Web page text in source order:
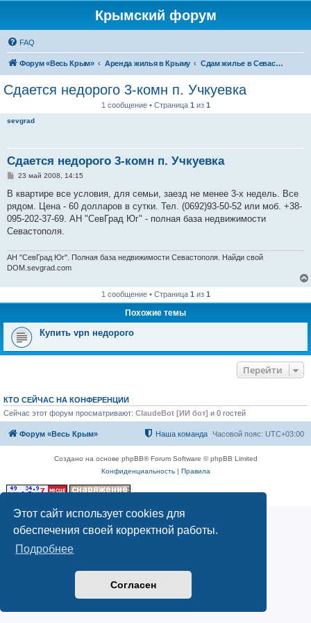
Этот сайт использует cookies для
обеспечения своей корректной работы.
Подробнее
Согласен
Крымский форум
FAQ
Форум «Весь Крым» Аренда жилья в Крыму Сдам жилье в Севастополе
Сдается недорого 3-комн п. Учкуевка
1 сообщение • Страница 1 из 1
sevgrad
Сдается недорого 3-комн п. Учкуевка
С
о
щ
е
и
23 май 2008, 14:15
В квартире все условия, для семьи, заезд не менее 3-х недель. Все
рядом. Цена - 60 долларов в сутки. Тел. (0692)93-50-52 или моб. +38-
095-202-37-69. АН "СевГрад Юг" - полная база недвижимости
Севастополя.
АН "СевГрад Юг". Полная база недвижимости Севастополя. Найди свой
DOM.sevgrad.com
1 сообщение • Страница 1 из 1
Похожие темы
Купить vpn недорого
Перейти
КТО СЕЙЧАС НА КОНФЕРЕНЦИИ
Сейчас этот форум просматривают: ClaudeBot [ИИ бот] и 0 гостей
Форум «Весь Крым» Часовой пояс: UTC+03:00
Наша команда
Создано на основе phpBB® Forum Software © phpBB Limited
Конфиденциальность| Правила